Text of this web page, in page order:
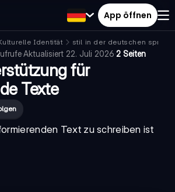
App öffnen
Identität
stil in der deutschen
·Aktualisiert 22. Juli 2026·2 Seiten
für
Texte
Text zu schreiben ist